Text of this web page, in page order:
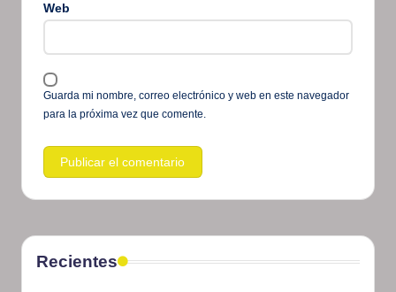
Web
Guarda mi nombre, correo electrónico y web en este navegador
para la próxima vez que comente.
Recientes